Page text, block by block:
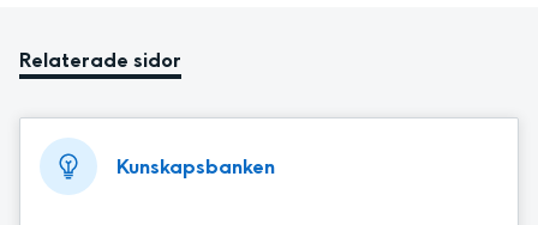
Relaterade sidor
Kunskapsbanken